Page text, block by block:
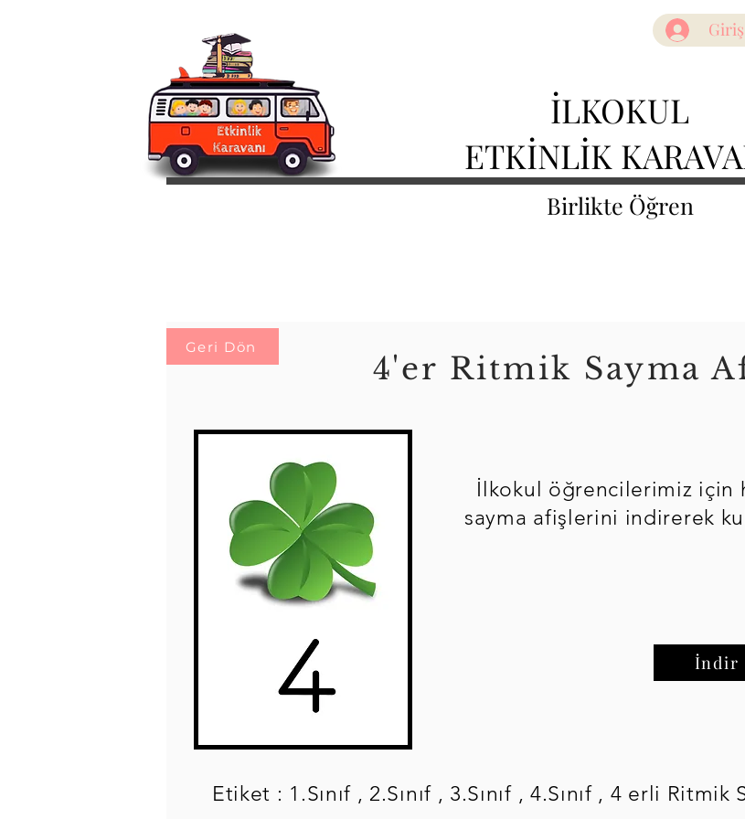
Giriş
İLKOKUL
ETKİNLİK
Birlikte Öğren
Geri Dön
4'er Ritmik Sayma
İlkokul öğrencilerimiz için
sayma afişlerini indirerek
İndir
Etiket : 1.Sınıf , 2.Sınıf , 3.Sınıf , 4.Sınıf , 4 erli